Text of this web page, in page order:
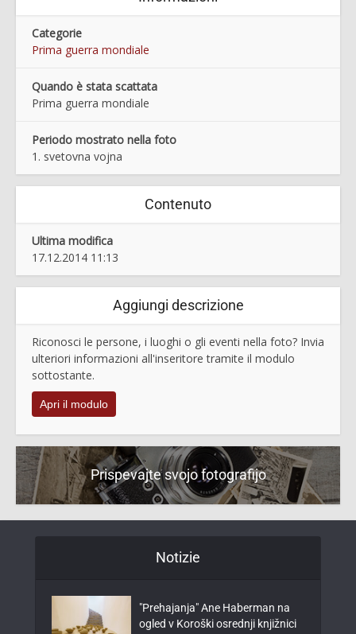
Categorie
Prima guerra mondiale
Quando è stata scattata
Prima guerra mondiale
Periodo mostrato nella foto
1. svetovna vojna
Contenuto
Ultima modifica
17.12.2014 11:13
Aggiungi descrizione
Riconosci le persone, i luoghi o gli eventi nella foto? Invia
ulteriori informazioni all'inseritore tramite il modulo
sottostante.
Apri il modulo
Prispevajte svojo fotografijo
Notizie
"Prehajanja" Ane Haberman na
ogled v Koroški osrednji knjižnici